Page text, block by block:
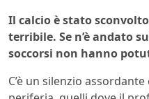
Il calcio è stato
terribile. Se n’è andato
soccorsi non hanno
C’è un silenzio